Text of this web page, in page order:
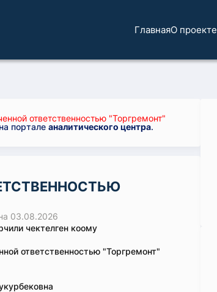
ГлавнаяО проекте
ответственностью "Торгремонт"
портале аналитического центра.
03.08.2026
чектелген коому
ответственностью "Торгремонт"